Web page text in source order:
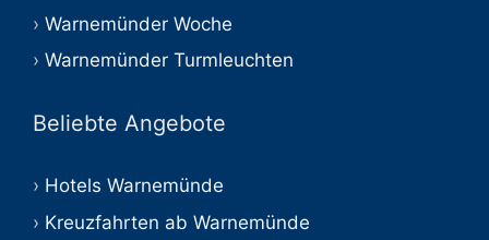
Warnemünder Woche
Warnemünder Turmleuchten
Beliebte Angebote
Hotels Warnemünde
Kreuzfahrten ab Warnemünde